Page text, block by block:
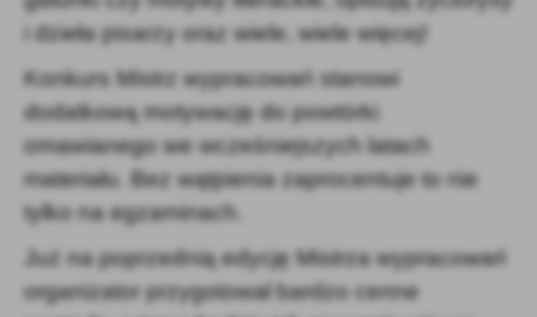
i dzieła pisarzy oraz wiele, wiele więcej!
Konkurs Mistrz wypracowań stanowi
dodatkową motywację do powtórki
omawianego we wcześniejszych latach
materiału. Bez wątpienia zaprocentuje to nie
tylko na egzaminach.
Już na poprzednią edycję Mistrza wypracowań
organizator przygotował bardzo cenne